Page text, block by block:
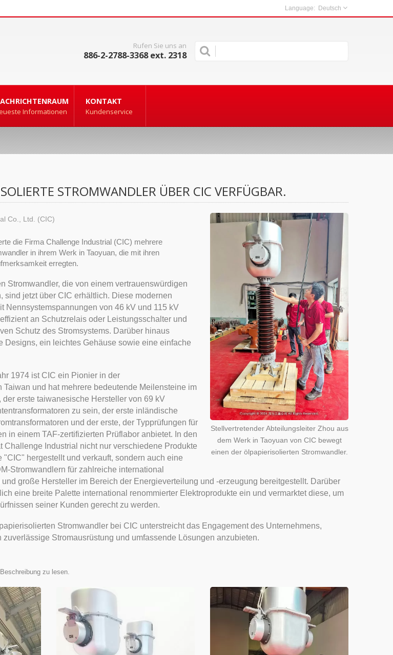
Deutsch
Rufen Sie uns an
886-2-2788-3368 ext. 2318
Informationen
KONTAKT
Kundenservice
STROMWANDLER ÜBER CIC VERFÜGBAR.
Co., Ltd. (CIC)
Stellvertretender Abteilungsleiter Zhou aus
dem Werk in Taoyuan von CIC bewegt
einen der ölpapierisolierten Stromwandler.
die Firma Challenge Industrial (CIC) mehrere
in ihrem Werk in Taoyuan, die mit ihren
erregten.
Stromwandler, die von einem vertrauenswürdigen
sind jetzt über CIC erhältlich. Diese modernen
Nennsystemspannungen von 46 kV und 115 kV
an Schutzrelais oder Leistungsschalter und
Schutz des Stromsystems. Darüber hinaus
Designs, ein leichtes Gehäuse sowie eine einfache
1974 ist CIC ein Pionier in der
Taiwan und hat mehrere bedeutende Meilensteine im
der erste taiwanesische Hersteller von 69 kV
zu sein, der erste inländische
und der erste, der Typprüfungen für
in einem TAF-zertifizierten Prüflabor anbietet. In den
Challenge Industrial nicht nur verschiedene Produkte
"CIC" hergestellt und verkauft, sondern auch eine
Stromwandlern für zahlreiche international
große Hersteller im Bereich der Energieverteilung und -erzeugung bereitgestellt. Darüber
eine breite Palette international renommierter Elektroprodukte ein und vermarktet diese, um
seiner Kunden gerecht zu werden.
Stromwandler bei CIC unterstreicht das Engagement des Unternehmens,
zuverlässige Stromausrüstung und umfassende Lösungen anzubieten.
zu lesen.